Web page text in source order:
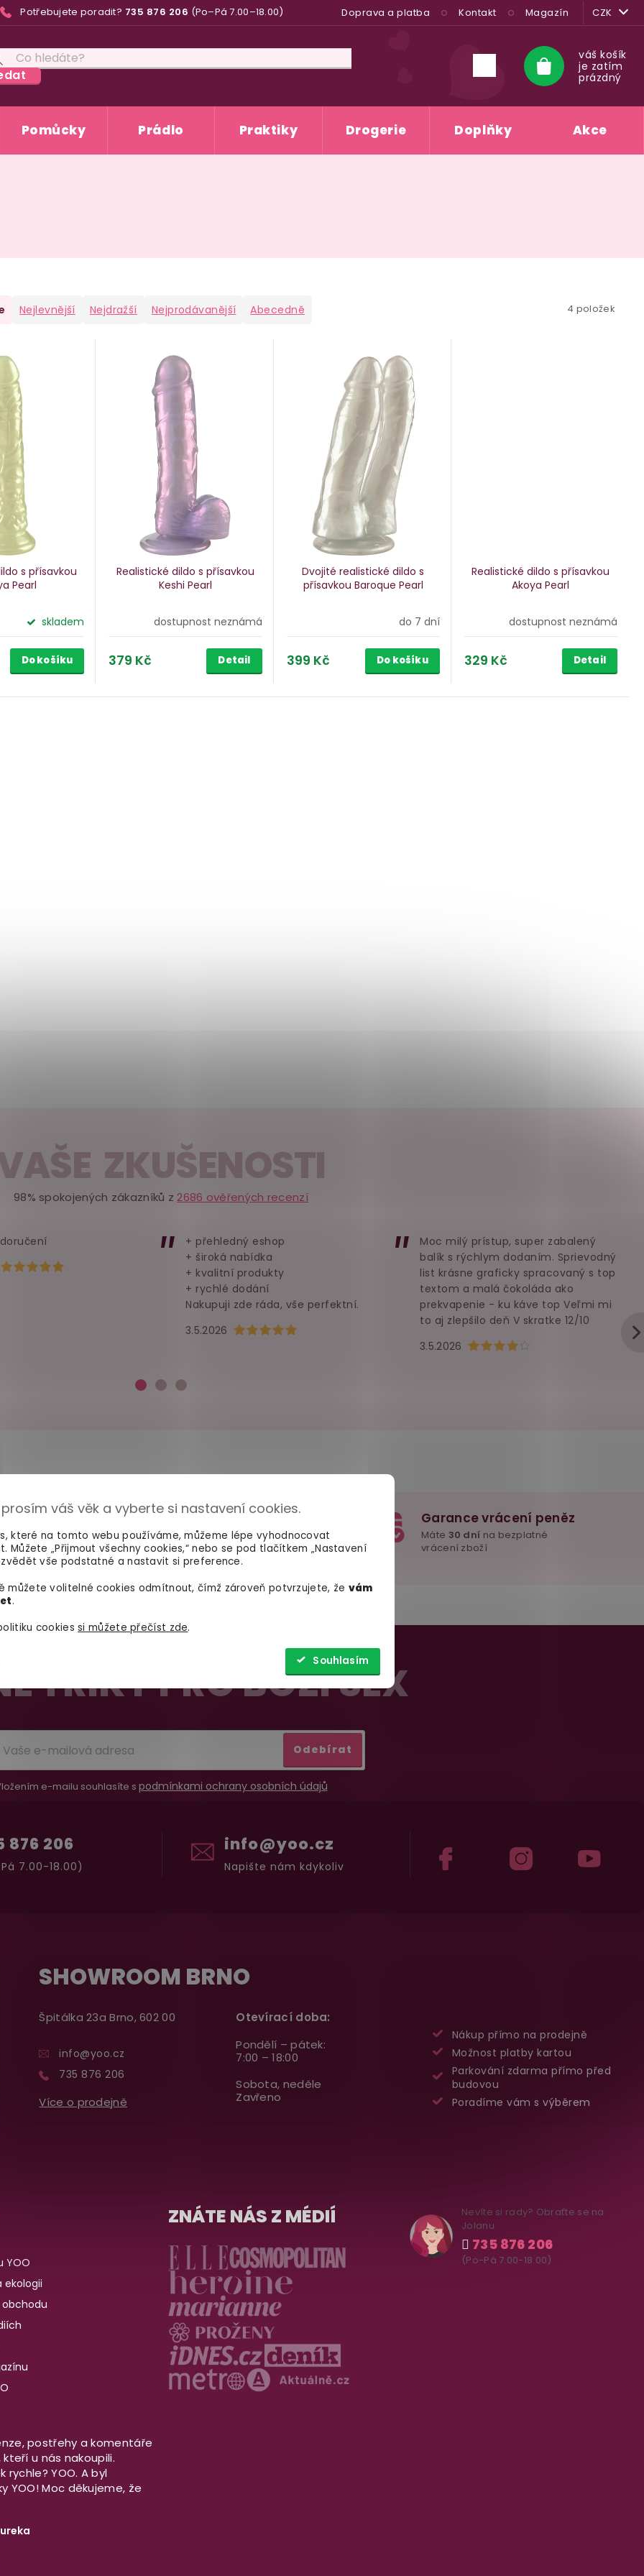
váš věk a vyberte si nastavení cookies.
které na tomto webu používáme, můžeme lépe vyhodnocovat
Můžete „Přijmout všechny cookies,“ nebo se pod tlačítkem „Nastavení
vše podstatné a nastavit si preference.
můžete volitelné cookies odmítnout, čímž zároveň potvrzujete, že vám
.
cookiessi můžete přečíst zde.
Souhlasím
Potřebujete poradit? 735 876 206 (Po–Pá 7.00–18.00) Doprava a platba Kontakt Magazín CZK
Nákupní
košík
váš košík
je zatím
prázdný
Pomůcky Prádlo Praktiky Drogerie Doplňky Akce
Nejlevnější Nejdražší Nejprodávanější Abecedně 4 položek
s přísavkou
Pearl
skladem
Do košíku
Realistické dildo s přísavkou
Keshi Pearl
dostupnost neznámá
379 Kč Detail
Dvojité realistické dildo s
přísavkou Baroque Pearl
do 7 dní
399 Kč Do košíku
Realistické dildo s přísavkou
Akoya Pearl
dostupnost neznámá
329 Kč Detail
ZKUŠENOSTI
98% spokojených zákazníků z2686 ověřených recenzí
Hodnocení obchodu je 5 z 5 hvězdiček.
Hodnocení obchodu je 5 z 5 hvězdiček.
3.5.2026
+ přehledný eshop
+ široká nabídka
+ kvalitní produkty
+ rychlé dodání
Nakupuji zde ráda, vše perfektní.
Hodnocení obchodu je 4 z 5
3.5.2026
Moc milý prístup, super zabalený
balík s rýchlym dodaním. Sprievodný
list krásne graficky spracovaný s top
textom a malá čokoláda ako
prekvapenie - ku káve top Veľmi mi
to aj zlepšilo deň V skratke 12/10
100% diskrétní balení
Nikdo nepozná, co jste si
objednali. Mrkněte,jak vypadá
balíček.
Dodání do 2. dne
Na rychlosti záleží! Vše důležité
máme skladem a okamžitě
odesíláme.
Garance vrácení peněz
Máte 30 dní na bezplatné
vrácení zboží
TRIKY PRO BOŽÍ SEX
e-mailu souhlasíte s podmínkami ochrany osobních údajů
Odebírat
info@yoo.cz
Napište nám kdykoliv
876 206
7.00-18.00)
SHOWROOM BRNO
Špitálka 23a Brno, 602 00
info@yoo.cz
735 876 206
Více o prodejně
Otevírací doba:
Pondělí – pátek:
7:00 – 18:00
Sobota, neděle
Zavřeno
Nákup přímo na prodejně
Možnost platby kartou
Parkování zdarma přímo před
budovou
Poradíme vám s výběrem
YOO
ekologii
ZNÁTE NÁS Z MÉDIÍ
Nevíte si rady? Obraťte se na
Jolanu
735 876 206
(Po-Pá 7.00-18.00)
postřehy a komentáře
u nás nakoupili.
rychle? YOO. A byl
YOO! Moc děkujeme, že